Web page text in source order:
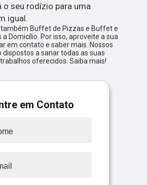
o seu rodízio para uma
igual.
também Buffet de Pizzas e Buffet e
a Domicílio. Por isso, aproveite a sua
em contato e saber mais. Nossos
a sanar todas as suas
oferecidos. Saiba mais!
em Contato